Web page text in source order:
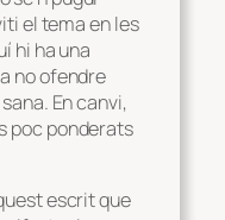
el tema en les
hi ha una
no ofendre
En canvi,
poc ponderats
escrit que